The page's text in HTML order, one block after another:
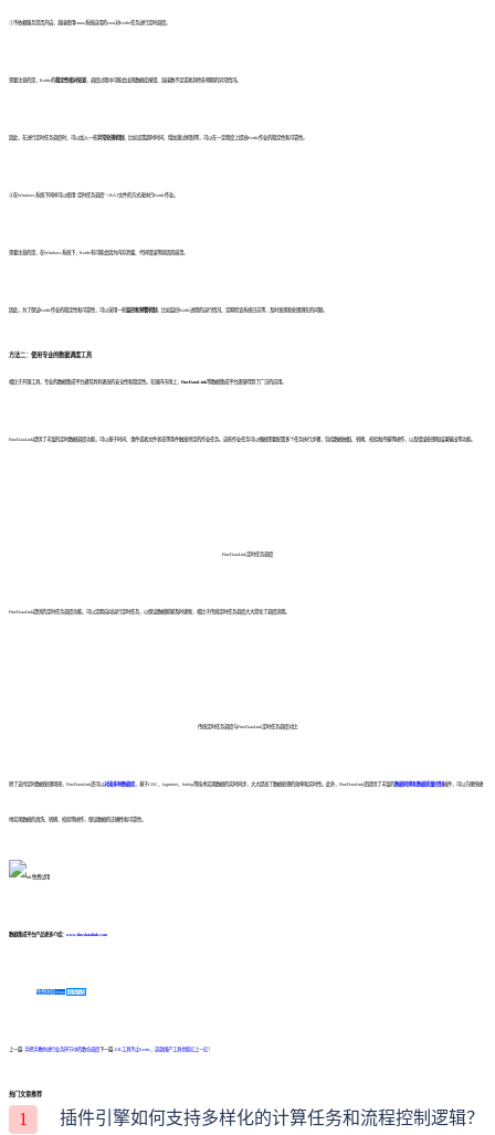
①不依赖服务是否开启，直接使用Linux系统自带的cron对Kettle任务进行定时调度。
需要注意的是，Kettle的稳定性相对较差，调度过程中可能会出现数据库报错、连接数不足或者其他非预期的异常情况。
因此，在进行定时任务调度时，可以加入一些异常处理机制 ，比如设置超时时间、增加重试机制等，可以在一定程度上提高Kettle作业的稳定性和可靠性。
②在Windows系统下同样可以使用“定时任务调度”+ BAT文件的方式来执行Kettle作业。
需要注意的是，在Windows系统下，Kettle有可能会因为内存泄露、代码错误等原因而崩溃。
因此，为了保证Kettle作业的稳定性和可靠性，可以采用一些监控和预警机制 ，比如监控Kettle进程的运行情况、定期检查系统日志等，及时发现和处理潜在的问题。
方法二：使用专业的数据调度工具
相比于开源工具，专业的数据集成平台通常具有更高的安全性和稳定性。在国内市场上， FineDataLink 等数据集成平台逐渐得到了广泛的应用。
FineDataLink提供了丰富的定时数据调度功能，可以基于时间、事件或者文件状态等条件触发特定的作业任务。这些作业任务可以根据需要配置多个任务执行步骤，包括数据抽取、转换、校验和传输等操作，以及错误处理和结果输出等功能。
FineDataLink定时任务调度
FineDataLink提供的定时任务调度功能，可以定期自动运行定时任务，以保证数据能够及时更新，相比于传统定时任务调度大大简化了调度流程。
传统定时任务调度与FineDataLink定时任务调度对比
除了支持定时数据处理场景，FineDataLink还可以 对接多种数据库，基于CDC、logminer、binlog等技术实现数据的实时同步，大大提高了数据处理的效率和实时性。此外，FineDataLink还提供了丰富的 数据转换和数据质量控制插件，可以方便快捷
地实现数据的清洗、转换、校验等操作，保证数据的正确性和可靠性。
数据集成平台产品更多介绍： www.finedatalink.com
免费体验Demo 咨询方案
上一篇: 手把手教你进行业务环节中的数仓调度 下一篇: ETL工具不止Kettle，这款国产工具也能扛上一扛！
热门文章推荐
1 插件引擎如何支持多样化的计算任务和流程控制逻辑？